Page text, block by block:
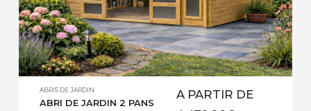
ABRIS DE JARDIN
ABRI DE JARDIN 2 PANS
A PARTIR DE